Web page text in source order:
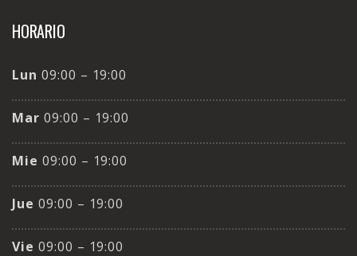
HORARIO
Lun 09:00 – 19:00
Mar 09:00 – 19:00
Mie 09:00 – 19:00
Jue 09:00 – 19:00
Vie 09:00 – 19:00